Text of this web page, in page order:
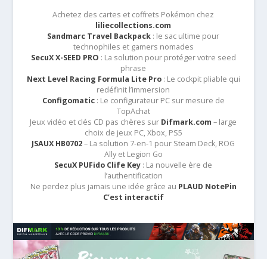
Achetez des cartes et coffrets Pokémon chez
liliecollections.com
Sandmarc Travel Backpack : le sac ultime pour
technophiles et gamers nomades
SecuX X-SEED PRO : La solution pour protéger votre seed
phrase
Next Level Racing Formula Lite Pro: Le cockpit pliable qui
redéfinit l’immersion
Configomatic: Le configurateur PC sur mesure de
TopAchat
Jeux vidéo et clés CD pas chères sur Difmark.com – large
choix de jeux PC, Xbox, PS5
JSAUX HB0702– La solution 7-en-1 pour Steam Deck, ROG
Ally et Legion Go
SecuX PUFido Clife Key : La nouvelle ère de
l’authentification
Ne perdez plus jamais une idée grâce au PLAUD NotePin
C’est interactif